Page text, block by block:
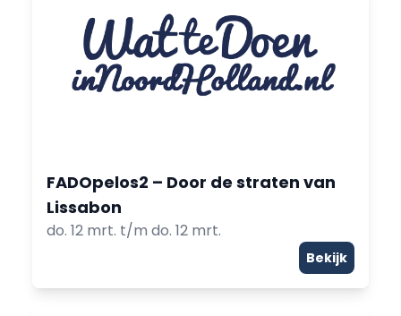
FADOpelos2 – Door de straten van
Lissabon
do. 12 mrt. t/m do. 12 mrt.
Bekijk